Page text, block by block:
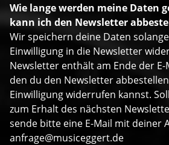
Wie lange werden meine Daten
kann ich den Newsletter
Wir speichern deine Daten
Einwilligung in die Newsletter
Newsletter enthält am Ende der
den du den Newsletter
Einwilligung widerrufen kannst.
zum Erhalt des nächsten
sende bitte eine E-Mail mit deiner
anfrage@musiceggert.de